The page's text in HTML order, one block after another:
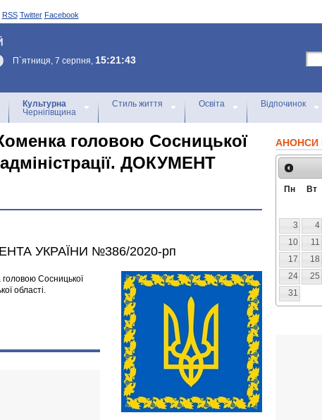
RSS Twitter Facebook
П`ятниця, 7 серпня, 15:21:43
Культурна
Чернігівщина
Стиль життя Освіта Відпочинок
головою Сосницької
ДОКУМЕНТ
УКРАЇНИ №386/2020-рп
Сосницької
області.
АНОНСИ
Пн Вт
3
4
10
11
17
18
24
25
31